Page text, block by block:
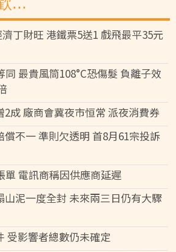
丁財旺 港鐵票5送1 戲飛最平35元
最貴風筒108°C恐傷髮 負離子效
成 廠商會冀夜市恒常 派夜消費券
不一 準則欠透明 首8月61宗投訴
單 電訊商稱因供應商延遲
泥一度全封 未來兩三日仍有大驟
受影響者總數仍未確定